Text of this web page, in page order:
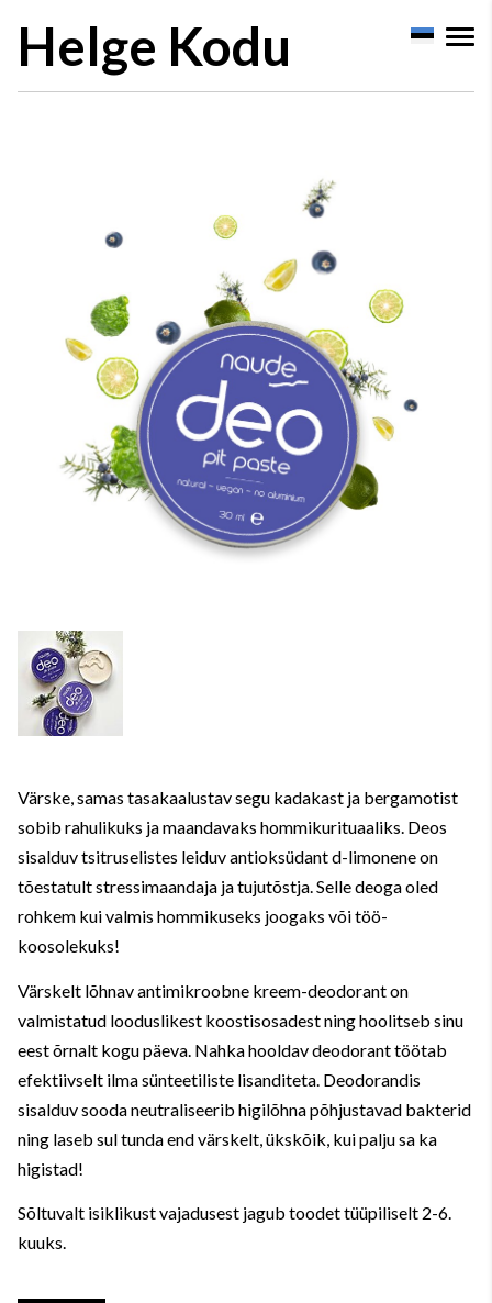
Helge Kodu
Värske, samas tasakaalustav segu kadakast ja bergamotist
sobib rahulikuks ja maandavaks hommikurituaaliks. Deos
sisalduv tsitruselistes leiduv antioksüdant d-limonene on
tõestatult stressimaandaja ja tujutõstja. Selle deoga oled
rohkem kui valmis hommikuseks joogaks või töö-
koosolekuks!
Värskelt lõhnav antimikroobne kreem-deodorant on
valmistatud looduslikest koostisosadest ning hoolitseb sinu
eest õrnalt kogu päeva. Nahka hooldav deodorant töötab
efektiivselt ilma sünteetiliste lisanditeta. Deodorandis
sisalduv sooda neutraliseerib higilõhna põhjustavad bakterid
ning laseb sul tunda end värskelt, ükskõik, kui palju sa ka
higistad!
Sõltuvalt isiklikust vajadusest jagub toodet tüüpiliselt 2-6.
kuuks.